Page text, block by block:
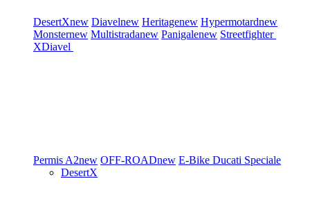
DesertXnew Diavelnew Heritagenew Hypermotardnew
Monsternew Multistradanew Panigalenew Streetfighter
XDiavel
Permis A2new OFF-ROADnew E-Bike Ducati Speciale
DesertX